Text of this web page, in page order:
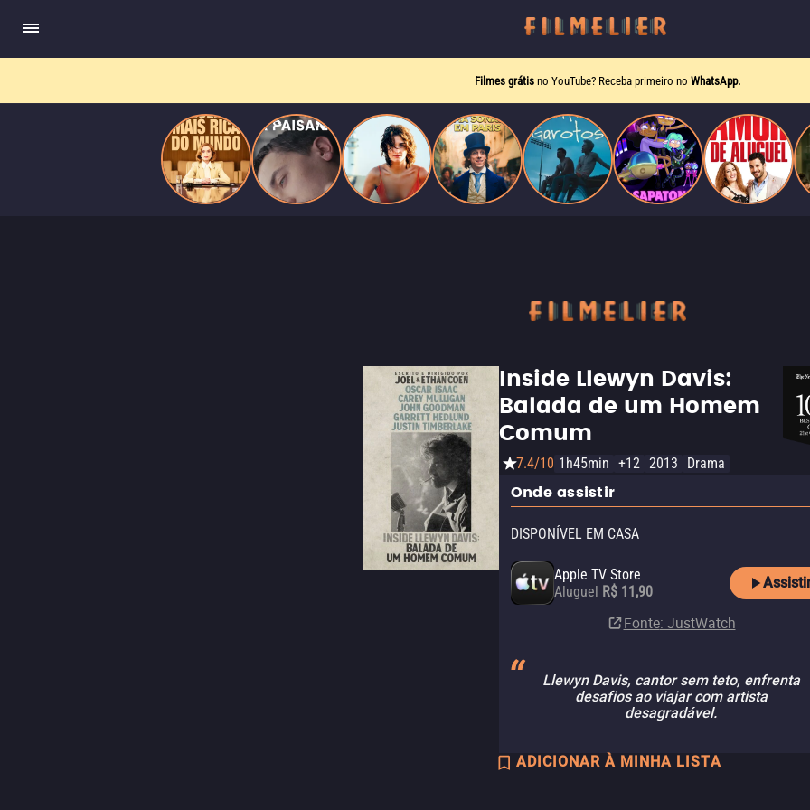
Filmes grátis no YouTube? Receba primeiro no WhatsApp.
Inside Llewyn Davis:
Balada de um Homem
Comum
7.4/10 1h45min +12 2013 Drama
Onde assistir
DISPONÍVEL EM CASA
Apple TV Store
Aluguel R$ 11,90
Fonte: JustWatch
Llewyn Davis, cantor sem teto, enfrenta
desafios ao viajar com artista
desagradável.
ADICIONAR À MINHA LISTA
do
Mundo